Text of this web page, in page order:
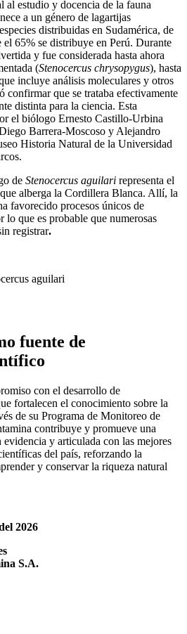
al estudio y docencia de la fauna
a un género de lagartijas
distribuidas en Sudamérica, de
el 65% se distribuye en Perú. Durante
y fue considerada hasta ahora
(Stenocercus chrysopygus), hasta
incluye análisis moleculares y otros
confirmar que se trataba efectivamente
distinta para la ciencia. Esta
el biólogo Ernesto Castillo-Urbina
Barrera-Moscoso y Alejandro
Historia Natural de la Universidad
de Stenocercus aguilari representa el
alberga la Cordillera Blanca. Allí, la
favorecido procesos únicos de
que es probable que numerosas
registrar.
aguilari
fuente de
con el desarrollo de
fortalecen el conocimiento sobre la
de su Programa de Monitoreo de
contribuye y promueve una
evidencia y articulada con las mejores
del país, reforzando la
y conservar la riqueza natural
2026
S.A.